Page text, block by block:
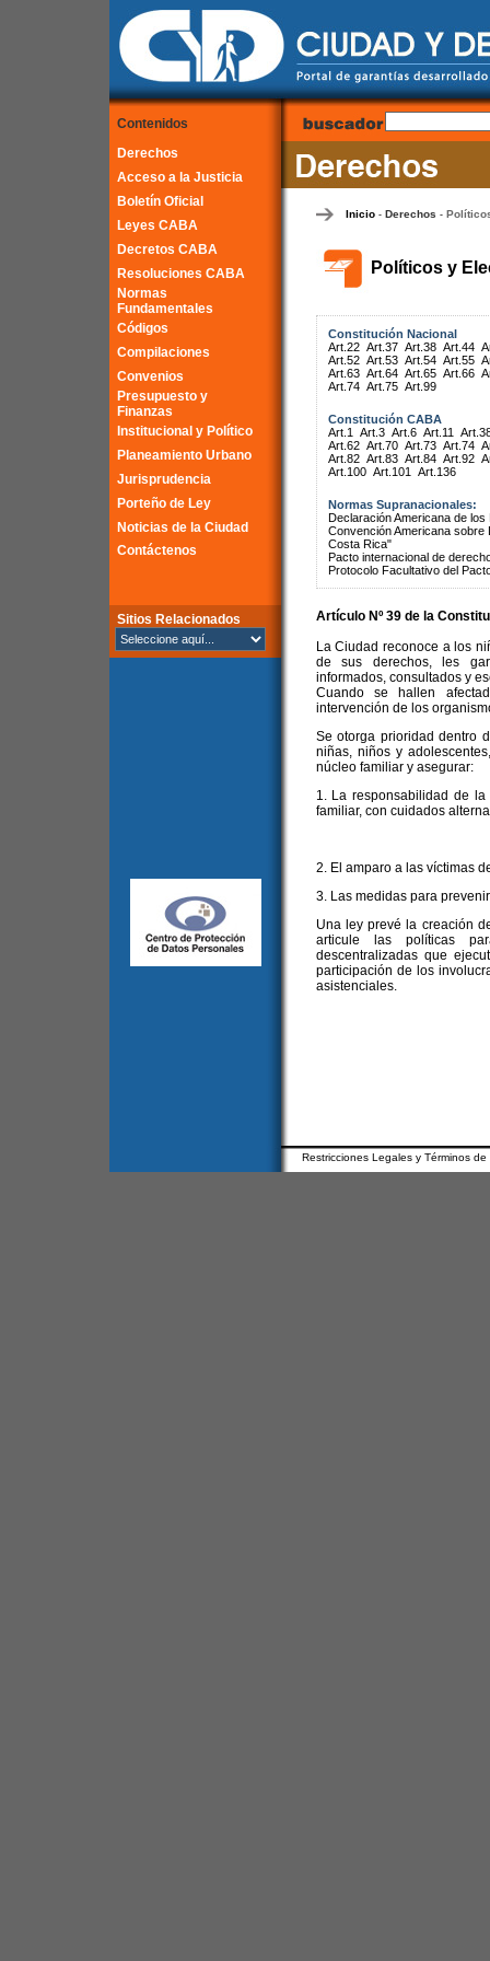
Contenidos
Derechos
Acceso a la Justicia
Boletín Oficial
Leyes CABA
Decretos CABA
Resoluciones CABA
Normas
Fundamentales
Códigos
Compilaciones
Convenios
Presupuesto y
Finanzas
Institucional y Político
Planeamiento Urbano
Jurisprudencia
Porteño de Ley
Noticias de la Ciudad
Contáctenos
Sitios Relacionados
Inicio- Derechos -
Políticos y
Constitución Nacional
Art.22 Art.37 Art.38 Art.44
Art.52 Art.53 Art.54 Art.55
Art.63 Art.64 Art.65 Art.66
Art.74 Art.75 Art.99
Constitución CABA
Art.1
Art.3 Art.6 Art.11
Art.62 Art.70 Art.73 Art.74
Art.82 Art.83 Art.84 Art.92
Art.100 Art.101 Art.136
Normas Supranacionales:
Declaración Americana de
Convención Americana
Costa Rica"
Pacto internacional de
Protocolo Facultativo del
Artículo Nº 39 de la
La Ciudad reconoce a los
de sus derechos, les
informados, consultados y
Cuando se hallen
intervención de los
Se otorga prioridad dentro
niñas, niños y
núcleo familiar y asegurar:
1. La responsabilidad de
familiar, con cuidados
2. El amparo a las víctimas
3. Las medidas para
Una ley prevé la creación
articule las políticas
descentralizadas que
participación de los
asistenciales.
Restricciones Legales y Términos de